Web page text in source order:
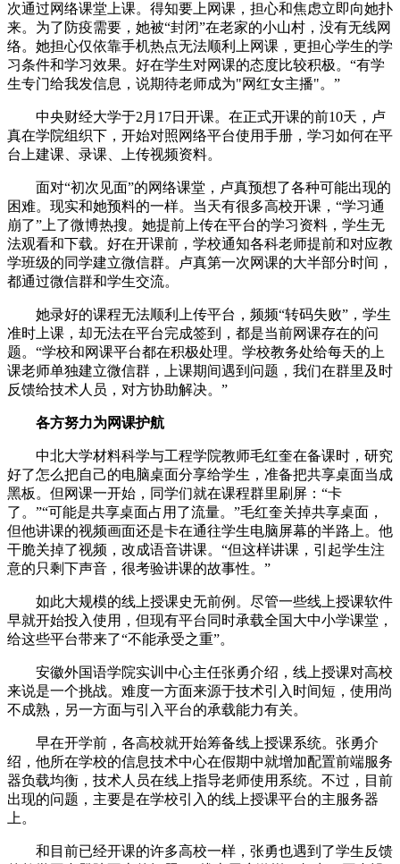
次通过网络课堂上课。得知要上网课，担心和焦虑立即向她扑
来。为了防疫需要，她被“封闭”在老家的小山村，没有无线网
络。她担心仅依靠手机热点无法顺利上网课，更担心学生的学
习条件和学习效果。好在学生对网课的态度比较积极。“有学
生专门给我发信息，说期待老师成为"网红女主播"。”
中央财经大学于2月17日开课。在正式开课的前10天，卢
真在学院组织下，开始对照网络平台使用手册，学习如何在平
台上建课、录课、上传视频资料。
面对“初次见面”的网络课堂，卢真预想了各种可能出现的
困难。现实和她预料的一样。当天有很多高校开课，“学习通
崩了”上了微博热搜。她提前上传在平台的学习资料，学生无
法观看和下载。好在开课前，学校通知各科老师提前和对应教
学班级的同学建立微信群。卢真第一次网课的大半部分时间，
都通过微信群和学生交流。
她录好的课程无法顺利上传平台，频频“转码失败”，学生
准时上课，却无法在平台完成签到，都是当前网课存在的问
题。“学校和网课平台都在积极处理。学校教务处给每天的上
课老师单独建立微信群，上课期间遇到问题，我们在群里及时
反馈给技术人员，对方协助解决。”
各方努力为网课护航
中北大学材料科学与工程学院教师毛红奎在备课时，研究
好了怎么把自己的电脑桌面分享给学生，准备把共享桌面当成
黑板。但网课一开始，同学们就在课程群里刷屏：“卡
了。”“可能是共享桌面占用了流量。”毛红奎关掉共享桌面，
但他讲课的视频画面还是卡在通往学生电脑屏幕的半路上。他
干脆关掉了视频，改成语音讲课。“但这样讲课，引起学生注
意的只剩下声音，很考验讲课的故事性。”
如此大规模的线上授课史无前例。尽管一些线上授课软件
早就开始投入使用，但现有平台同时承载全国大中小学课堂，
给这些平台带来了“不能承受之重”。
安徽外国语学院实训中心主任张勇介绍，线上授课对高校
来说是一个挑战。难度一方面来源于技术引入时间短，使用尚
不成熟，另一方面与引入平台的承载能力有关。
早在开学前，各高校就开始筹备线上授课系统。张勇介
绍，他所在学校的信息技术中心在假期中就增加配置前端服务
器负载均衡，技术人员在线上指导老师使用系统。不过，目前
出现的问题，主要是在学校引入的线上授课平台的主服务器
上。
和目前已经开课的许多高校一样，张勇也遇到了学生反馈